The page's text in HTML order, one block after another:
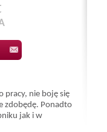
pracy, nie boję się
zdobędę. Ponadto
jak i w